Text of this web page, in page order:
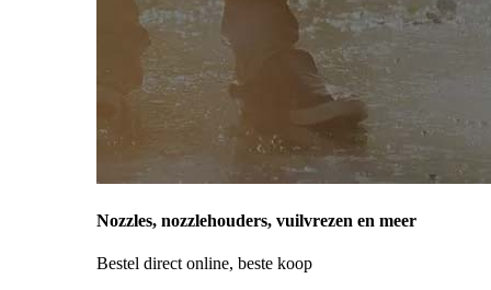
Nozzles, nozzlehouders, vuilvrezen en meer
Bestel direct online, beste koop